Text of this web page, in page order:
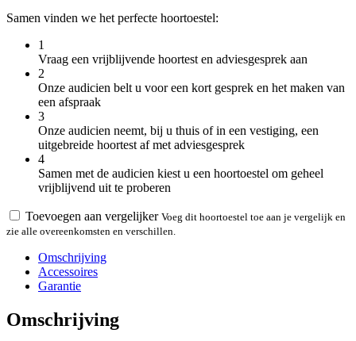
Samen vinden we het perfecte hoortoestel:
1
Vraag een vrijblijvende hoortest en adviesgesprek aan
2
Onze audicien belt u voor een kort gesprek en het maken van
een afspraak
3
Onze audicien neemt, bij u thuis of in een vestiging, een
uitgebreide hoortest af met adviesgesprek
4
Samen met de audicien kiest u een hoortoestel om geheel
vrijblijvend uit te proberen
Toevoegen aan vergelijker Voeg dit hoortoestel toe aan je vergelijk en
zie alle overeenkomsten en verschillen.
Omschrijving
Accessoires
Garantie
Omschrijving